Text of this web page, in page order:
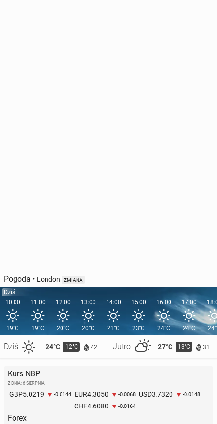
Pogoda • London ZMIANA
Dziś
10:00
19°C
Dziś 24°C 12°C 42 Jutro 27°C 13°C 31
11:00
19°C
12:00
20°C
13:00
20°C
14:00
21°C
15:00
23°C
16:00
24°C
17:00
24°C
Kurs NBP
Z DNIA: 6 SIERPNIA
GBP5.0219 -0.0144 EUR4.3050 -0.0068 USD3.7320 -0.0148
CHF4.6080 -0.0164
Forex